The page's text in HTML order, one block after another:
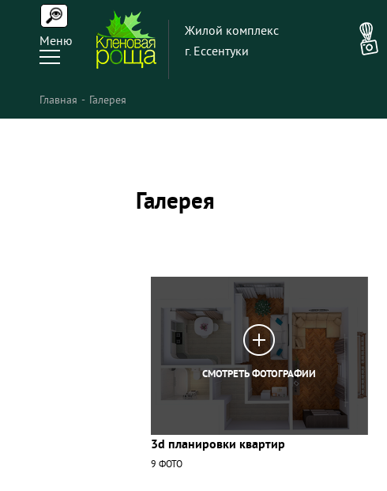
Меню
Жилой комплекс
г. Ессентуки
Главная Галерея
Галерея
3d планировки квартир
9 ФОТО
СМОТРЕТЬ ФОТОГРАФИИ